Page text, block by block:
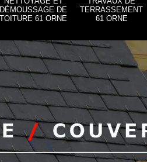
DÉMOUSSAGE DE
TOITURE 61 ORNE
TERRASSEMENT
61 ORNE